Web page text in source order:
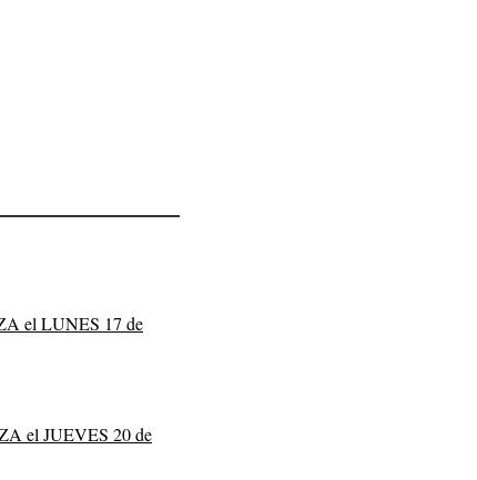
el LUNES 17 de
el JUEVES 20 de